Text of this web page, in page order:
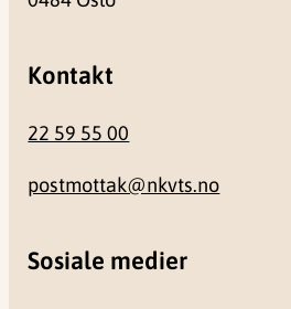
Kontakt
22 59 55 00
postmottak@nkvts.no
Sosiale medier